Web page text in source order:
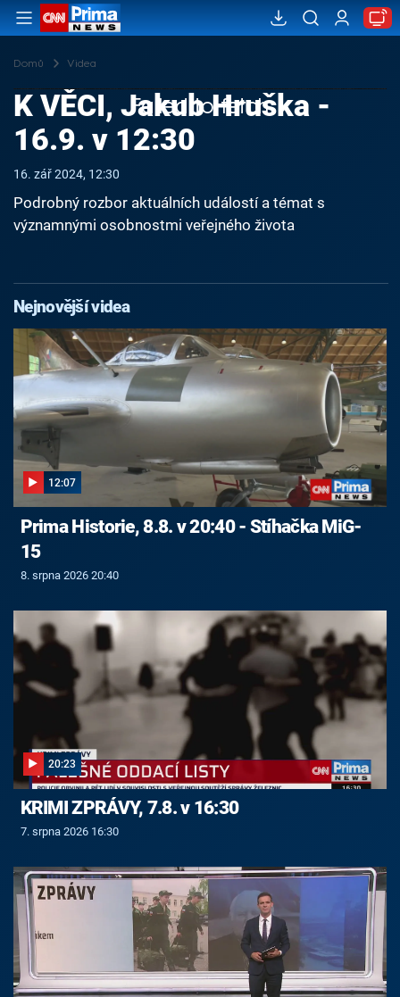
Domů Videa
Failed to fetch
K VĚCI, Jakub Hruška -
16.9. v 12:30
16. zář 2024, 12:30
Podrobný rozbor aktuálních událostí a témat s
významnými osobnostmi veřejného života
Nejnovější videa
12:07
Prima Historie, 8.8. v 20:40 - Stíhačka MiG-
15
8. srpna 2026 20:40
20:23
KRIMI ZPRÁVY, 7.8. v 16:30
7. srpna 2026 16:30